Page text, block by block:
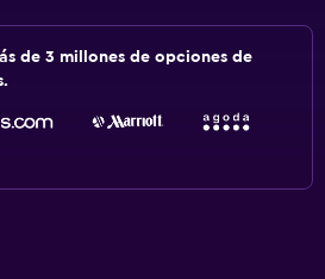
de 3 millones de opciones de